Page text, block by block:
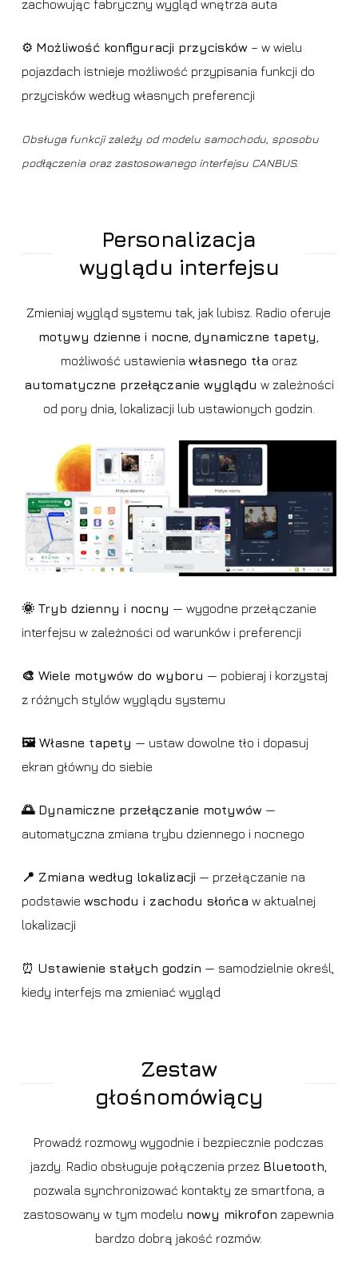
zachowując fabryczny wygląd wnętrza auta
⚙️ Możliwość konfiguracji przycisków– w wielu
pojazdach istnieje możliwość przypisania funkcji do
przycisków według własnych preferencji
Obsługa funkcji zależy od modelu samochodu, sposobu
podłączenia oraz zastosowanego interfejsu CANBUS.
Personalizacja
wyglądu interfejsu
Zmieniaj wygląd systemu tak, jak lubisz. Radio oferuje
motywy dzienne i nocne ,dynamiczne tapety
możliwość ustawienia własnego tła oraz
automatyczne przełączanie wyglądu w zależności
od pory dnia, lokalizacji lub ustawionych godzin.
🌞 Tryb dzienny i nocny — wygodne przełączanie
interfejsu w zależności od warunków i preferencji
🎨 Wiele motywów do wyboru — pobieraj i korzystaj
z różnych stylów wyglądu systemu
🖼️ Własne tapety — ustaw dowolne tło i dopasuj
ekran główny do siebie
🌅 Dynamiczne przełączanie motywów—
automatyczna zmiana trybu dziennego i nocnego
📍 Zmiana według lokalizacji — przełączanie na
podstawie wschodu i zachodu słońca w aktualnej
lokalizacji
⏰ Ustawienie stałych godzin — samodzielnie określ,
kiedy interfejs ma zmieniać wygląd
Zestaw
głośnomówiący
Prowadź rozmowy wygodnie i bezpiecznie podczas
jazdy. Radio obsługuje połączenia przez Bluetooth
pozwala synchronizować kontakty ze smartfona, a
zastosowany w tym modelu nowy mikrofon zapewnia
bardzo dobrą jakość rozmów.